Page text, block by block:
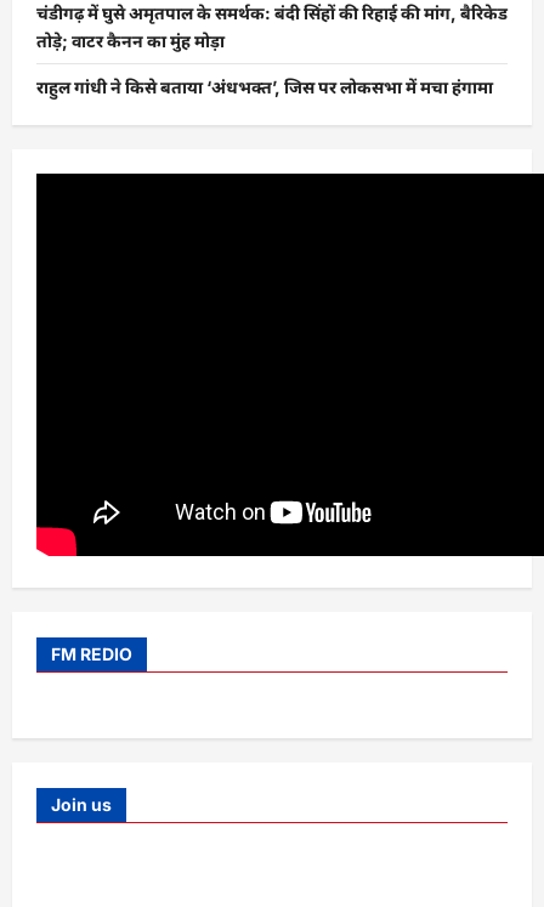
चंडीगढ़ में घुसे अमृतपाल के समर्थक: बंदी सिंहों की रिहाई की मांग, बैरिकेड
तोड़े; वाटर कैनन का मुंह मोड़ा
राहुल गांधी ने किसे बताया ‘अंधभक्त’, जिस पर लोकसभा में मचा हंगामा
FM REDIO
Join us